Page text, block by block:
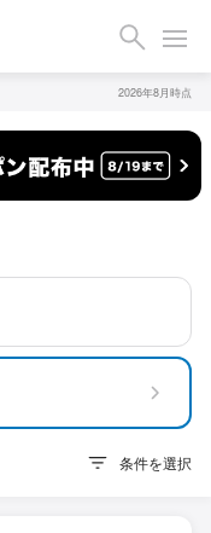
2026年8月時点
条件を選択